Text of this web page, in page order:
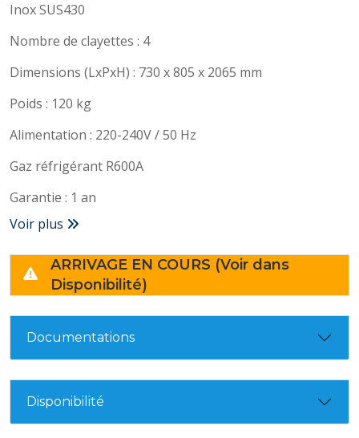
Inox SUS430
Nombre de clayettes : 4
Dimensions (LxPxH) : 730 x 805 x 2065 mm
Poids : 120 kg
Alimentation : 220-240V / 50 Hz
Gaz réfrigérant R600A
Garantie : 1 an
Voir plus
ARRIVAGE EN COURS (Voir dans
Disponibilité)
Documentations
Disponibilité